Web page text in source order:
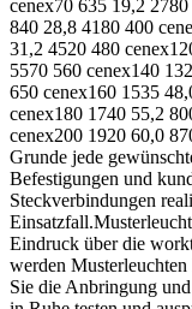
cenex70 635 19,2
840 28,8 4180 400
31,2 4520 480
5570 560 cenex140
650 cenex160 1535
cenex180 1740 55,2
cenex200 1920 60,0
Grunde jede
Befestigungen und
Steckverbindungen
Eindruck über die
werden
Sie die Anbringung